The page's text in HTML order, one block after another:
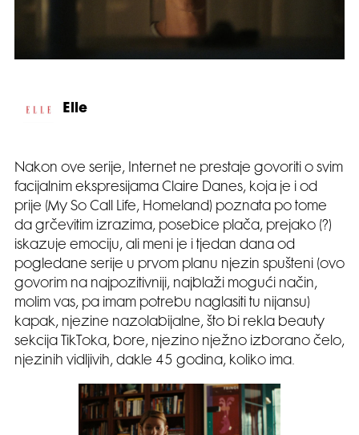
Elle
Nakon ove serije, Internet ne prestaje govoriti o svim
facijalnim ekspresijama Claire Danes, koja je i od
prije (My So Call Life, Homeland) poznata po tome
da grčevitim izrazima, posebice plača, prejako (?)
iskazuje emociju, ali meni je i tjedan dana od
pogledane serije u prvom planu njezin spušteni (ovo
govorim na najpozitivniji, najblaži mogući način,
molim vas, pa imam potrebu naglasiti tu nijansu)
kapak, njezine nazolabijalne, što bi rekla beauty
sekcija TikToka, bore, njezino nježno izborano čelo,
njezinih vidljivih, dakle 45 godina, koliko ima.